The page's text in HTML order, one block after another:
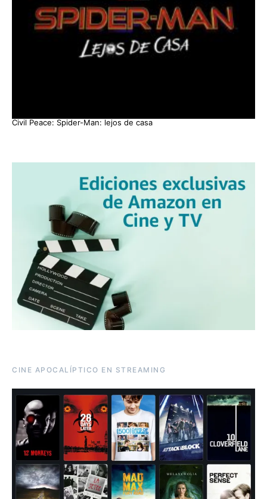
Civil Peace: Spider-Man: lejos de casa
CINE APOCALÍPTICO EN STREAMING